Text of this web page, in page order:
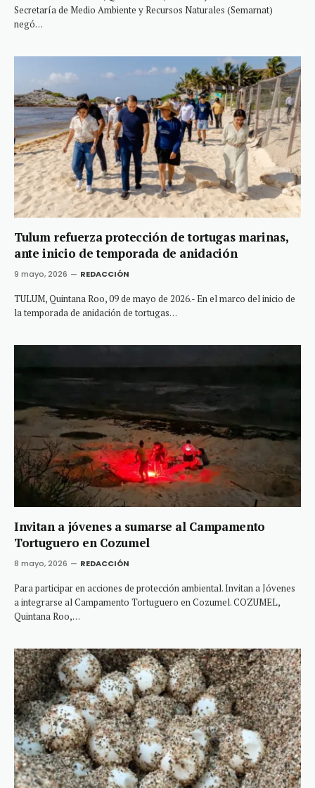
Secretaría de Medio Ambiente y Recursos Naturales (Semarnat)
negó…
Tulum refuerza protección de tortugas marinas,
ante inicio de temporada de anidación
9 mayo, 2026 REDACCIÓN
TULUM, Quintana Roo, 09 de mayo de 2026.- En el marco del inicio de
la temporada de anidación de tortugas…
Invitan a jóvenes a sumarse al Campamento
Tortuguero en Cozumel
8 mayo, 2026 REDACCIÓN
Para participar en acciones de protección ambiental. Invitan a Jóvenes
a integrarse al Campamento Tortuguero en Cozumel. COZUMEL,
Quintana Roo,…